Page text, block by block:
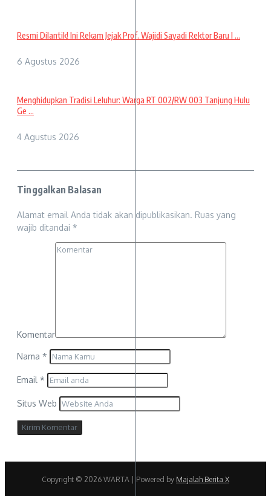
Resmi Dilantik! Ini Rekam Jejak Prof. Wajidi Sayadi Rektor Baru I ...
6 Agustus 2026
Menghidupkan Tradisi Leluhur: Warga RT 002/RW 003 Tanjung Hulu
Ge ...
4 Agustus 2026
Tinggalkan Balasan
Alamat email Anda tidak akan dipublikasikan. Ruas yang
wajib ditandai *
Komentar
Nama *
Email *
Situs Web
Copyright © 2026 WARTA | Powered by Majalah Berita X